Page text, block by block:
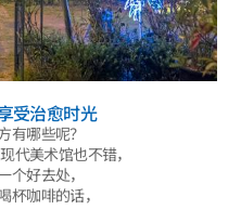
受治愈时光
有哪些呢？
代美术馆也不错，
好去处，
咖啡的话，